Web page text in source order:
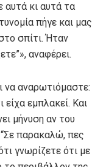
αυτά κι αυτά τα
πήγε και μας
σπίτι. Ήταν
αναφέρει.
να αναρωτιόμαστε:
είχα εμπλακεί. Και
μήνυση αν του
παρακαλώ, πες
γνωρίζετε ότι με